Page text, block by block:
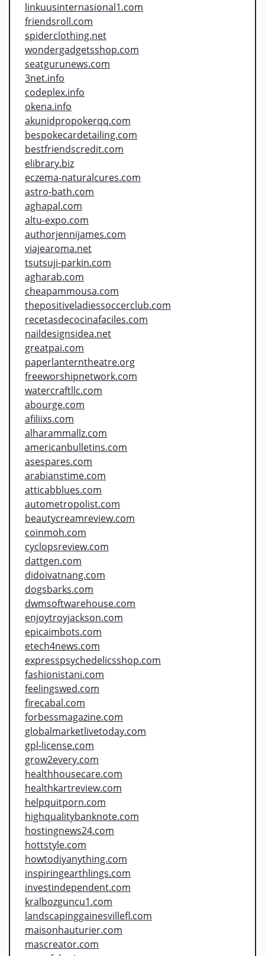
linkuusinternasional1.com
friendsroll.com
spiderclothing.net
wondergadgetsshop.com
seatgurunews.com
3net.info
codeplex.info
okena.info
akunidpropokerqq.com
bespokecardetailing.com
bestfriendscredit.com
elibrary.biz
eczema-naturalcures.com
astro-bath.com
aghapal.com
altu-expo.com
authorjennijames.com
viajearoma.net
tsutsuji-parkin.com
agharab.com
cheapammousa.com
thepositiveladiessoccerclub.com
recetasdecocinafaciles.com
naildesignsidea.net
greatpai.com
paperlanterntheatre.org
freeworshipnetwork.com
watercraftllc.com
abourge.com
afiliixs.com
alharammallz.com
americanbulletins.com
asespares.com
arabianstime.com
atticabblues.com
autometropolist.com
beautycreamreview.com
coinmoh.com
cyclopsreview.com
dattgen.com
didoivatnang.com
dogsbarks.com
dwmsoftwarehouse.com
enjoytroyjackson.com
epicaimbots.com
etech4news.com
expresspsychedelicsshop.com
fashionistani.com
feelingswed.com
firecabal.com
forbessmagazine.com
globalmarketlivetoday.com
gpl-license.com
grow2every.com
healthhousecare.com
healthkartreview.com
helpquitporn.com
highqualitybanknote.com
hostingnews24.com
hottstyle.com
howtodiyanything.com
inspiringearthlings.com
investindependent.com
kralbozguncu1.com
landscapinggainesvillefl.com
maisonhauturier.com
mascreator.com